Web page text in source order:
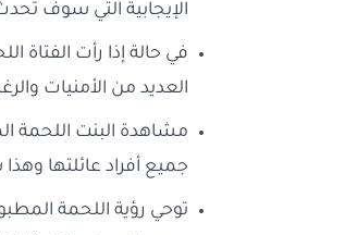
الإيجابية التي سوف
في حالة إذا رأت
العديد من الأمنيات
مشاهدة البنت اللحمة
جميع أفراد عائلتها
توحي رؤية اللحمة